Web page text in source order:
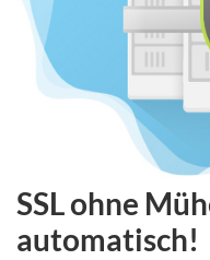
SSL ohne
automatisch!